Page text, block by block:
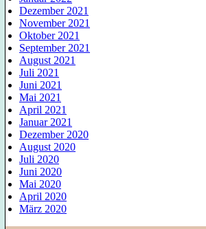
Dezember 2021
November 2021
Oktober 2021
September 2021
August 2021
Juli 2021
Juni 2021
Mai 2021
April 2021
Januar 2021
Dezember 2020
August 2020
Juli 2020
Juni 2020
Mai 2020
April 2020
März 2020